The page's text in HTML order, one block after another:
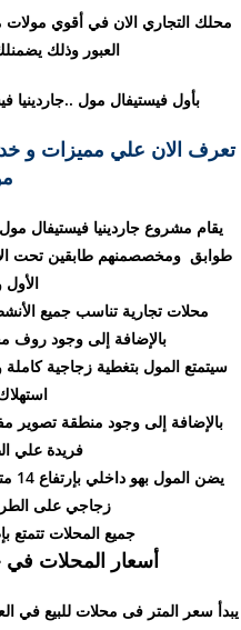
محلك التجاري الان في أقوي مولات
العبور وذلك
بأول فيستيفال مول ..جاردينيا
تعرف الان علي مميزات و
طوابق ومخصصمنهم طابقين تحت
الأول
محلات تجارية تناسب جميع الأنشطة تبدأ من 32
بالإضافة إلى وجود روف
سيتمتع المول بتغطية زجاجية كاملة
بالإضافة إلى وجود منطقة تصوير
فريدة علي
زجاجي على
جميع المحلات تتمتع
أسعار المحلات في
يبدأ سعر المتر فى محلات للبيع في